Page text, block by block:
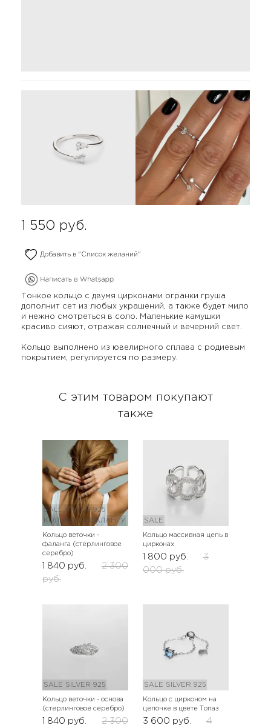
1 550 руб.
Добавить в "Список желаний"
Тонкое кольцо с двумя цирконами огранки груша
дополнит сет из любых украшений, а также будет мило
и нежно смотреться в соло. Маленькие камушки
красиво сияют, отражая солнечный и вечерний свет.
Кольцо выполнено из ювелирного сплава с родиевым
покрытием, регулируется по размеру.
С этим товаром покупают
также
SALE SILVER 925
КОЛЬЦО НА ФАЛАНГУ
Кольцо веточки -
фаланга (стерлинговое
серебро)
1 840 руб.
2 300
руб.
SALE
Кольцо массивная цепь в
цирконах
1 800 руб.
3
000 руб.
SALE SILVER 925
Кольцо веточки - основа
(стерлинговое серебро)
1 840 руб. 2 300
SALE SILVER 925
Кольцо с цирконом на
цепочке в цвете Топаз
3 600 руб. 4